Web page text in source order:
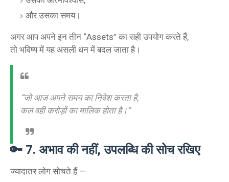
और उसका समय।
अगर आप अपने इन तीन “Assets” का सही उपयोग करते हैं,
तो भविष्य में यह असली धन में बदल जाता है।
“जो आज अपने समय का निवेश करता है,
कल वही करोड़ों का मालिक होता है।”
🔑 7. अभाव की नहीं, उपलब्धि की सोच रखिए
ज्यादातर लोग सोचते हैं —